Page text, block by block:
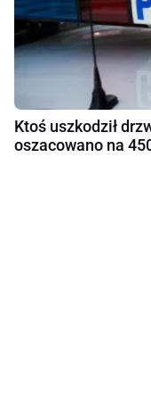
Ktoś uszkodził
oszacowano na